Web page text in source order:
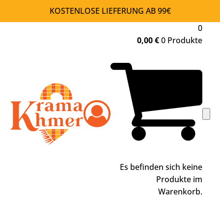
KOSTENLOSE LIEFERUNG AB 99€
0
0,00€0 Produkte
Es befinden sich keine
Produkte im
Warenkorb.